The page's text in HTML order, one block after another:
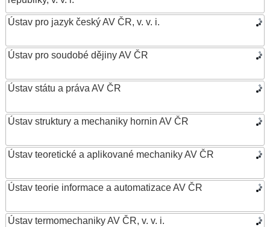
Ústav pro jazyk český AV ČR, v. v. i.
Ústav pro soudobé dějiny AV ČR
Ústav státu a práva AV ČR
Ústav struktury a mechaniky hornin AV ČR
Ústav teoretické a aplikované mechaniky AV ČR
Ústav teorie informace a automatizace AV ČR
Ústav termomechaniky AV ČR, v. v. i.